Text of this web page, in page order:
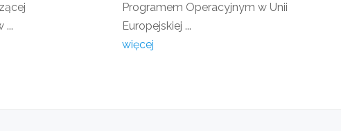
...
Programem Operacyjnym w Unii
Europejskiej ...
więcej